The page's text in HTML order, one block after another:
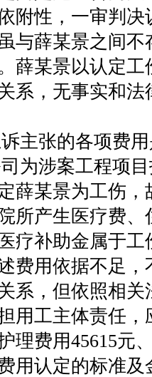
附性，一审判
与薛某景之间
薛某景以认定
系，无事实和
主张的各项费
为涉案工程项
薛某景为工伤
所产生医疗费
疗补助金属于
费用依据不足
系，但依照相
用工主体责任
理费用45615元
用认定的标准